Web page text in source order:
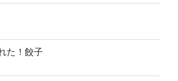
た！餃子